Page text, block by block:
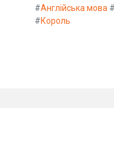
#Англійська мова #
#Король